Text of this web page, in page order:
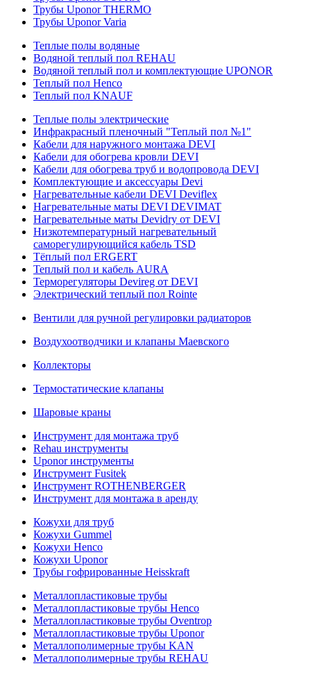
Трубы Uponor THERMO
Трубы Uponor Varia
Теплые полы водяные
Водяной теплый пол REHAU
Водяной теплый пол и комплектующие UPONOR
Теплый пол Henco
Теплый пол KNAUF
Теплые полы электрические
Инфракрасный пленочный "Теплый пол №1"
Кабели для наружного монтажа DEVI
Кабели для обогрева кровли DEVI
Кабели для обогрева труб и водопровода DEVI
Комплектующие и аксессуары Devi
Нагревательные кабели DEVI Deviflex
Нагревательные маты DEVI DEVIMAT
Нагревательные маты Devidry от DEVI
Низкотемпературный нагревательный
саморегулирующийся кабель TSD
Тёплый пол ERGERT
Теплый пол и кабель AURA
Терморегуляторы Devireg от DEVI
Электрический теплый пол Rointe
Вентили для ручной регулировки радиаторов
Воздухоотводчики и клапаны Маевского
Коллекторы
Термостатические клапаны
Шаровые краны
Инструмент для монтажа труб
Rehau инструменты
Uponor инструменты
Инструмент Fusitek
Инструмент ROTHENBERGER
Инструмент для монтажа в аренду
Кожухи для труб
Кожухи Gummel
Кожухи Henco
Кожухи Uponor
Трубы гофрированные Heisskraft
Металлопластиковые трубы
Металлопластиковые трубы Henco
Металлопластиковые трубы Oventrop
Металлопластиковые трубы Uponor
Металлополимерные трубы KAN
Металлополимерные трубы REHAU